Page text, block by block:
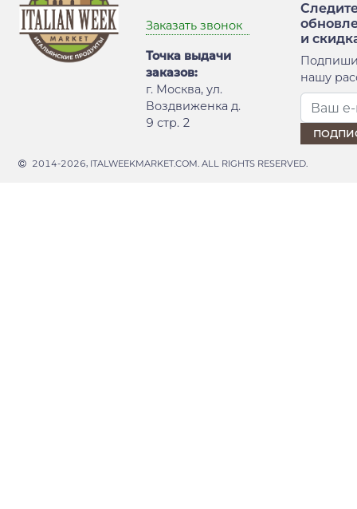
Заказать звонок
Точка выдачи
заказов:
г. Москва, ул.
Воздвиженка д.
9 стр. 2
и
нашу
2014-2026, ITALWEEKMARKET.COM. ALL RIGHTS RESERVED.